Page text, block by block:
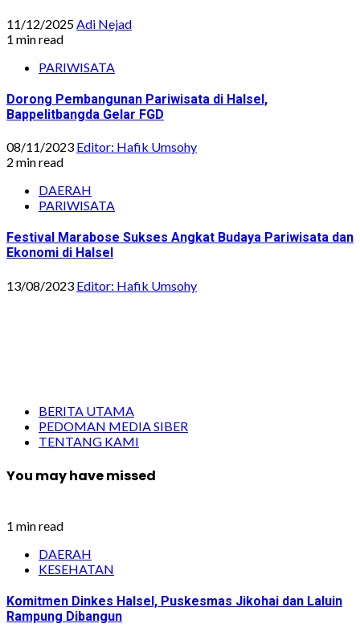
11/12/2025 Adi Nejad
1 min read
PARIWISATA
Dorong Pembangunan Pariwisata di Halsel,
Bappelitbangda Gelar FGD
08/11/2023 Editor: Hafik Umsohy
2 min read
DAERAH
PARIWISATA
Festival Marabose Sukses Angkat Budaya Pariwisata dan
Ekonomi di Halsel
13/08/2023 Editor: Hafik Umsohy
BERITA UTAMA
PEDOMAN MEDIA SIBER
TENTANG KAMI
You may have missed
1 min read
DAERAH
KESEHATAN
Komitmen Dinkes Halsel, Puskesmas Jikohai dan Laluin
Rampung Dibangun